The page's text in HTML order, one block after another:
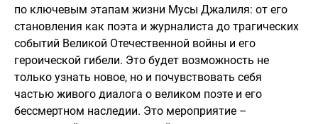
по ключевым этапам жизни Мусы Джалиля: от его
становления как поэта и журналиста до трагических
событий Великой Отечественной войны и его
героической гибели. Это будет возможность не
только узнать новое, но и почувствовать себя
частью живого диалога о великом поэте и его
бессмертном наследии. Это мероприятие –